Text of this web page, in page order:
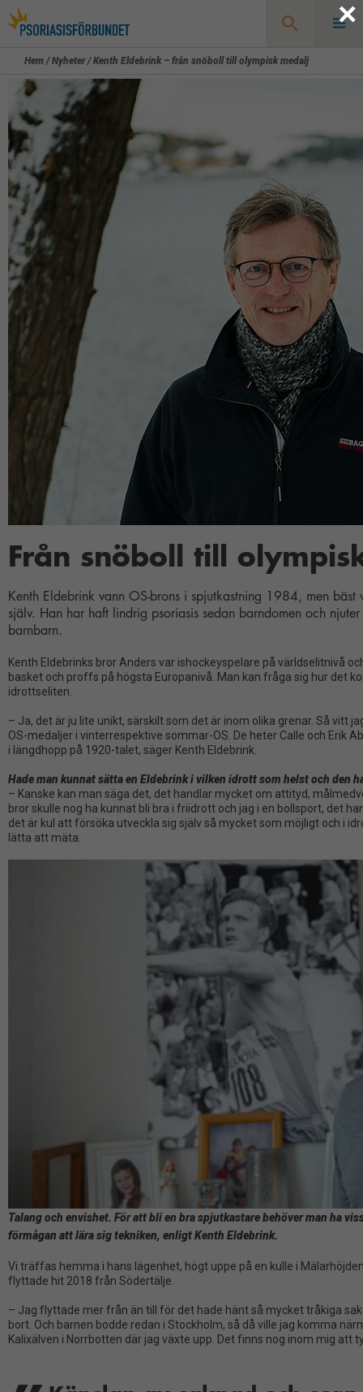
Sök
Hem /Nyheter/Kenth Eldebrink – från snöboll till olympisk medalj
Från snöboll till
Kenth Eldebrink vann OS-brons i spjutkastning 1984, men
själv. Han har haft lindrig psoriasis sedan barndomen och
barnbarn.
Kenth Eldebrinks bror Anders var ishockeyspelare på världselitnivå
basket och proffs på högsta Europanivå. Man kan fråga sig hur det
idrottseliten.
– Ja, det är ju lite unikt, särskilt som det är inom olika grenar. Så vitt
OS-medaljer i vinterrespektive sommar-OS. De heter Calle och Erik
i längdhopp på 1920-talet, säger Kenth Eldebrink.
Hade man kunnat sätta en Eldebrink i vilken idrott som helst och den
– Kanske kan man säga det, det handlar mycket om attityd,
bror skulle nog ha kunnat bli bra i friidrott och jag i en bollsport, det
det är kul att försöka utveckla sig själv så mycket som möjligt och i
lätta att mäta.
Talang och envishet. För att bli en bra spjutkastare behöver man ha
förmågan att lära sig tekniken, enligt Kenth Eldebrink.
Vi träffas hemma i hans lägenhet, högt uppe på en kulle i
flyttade hit 2018 från Södertälje.
– Jag flyttade mer från än till för det hade hänt så mycket tråkiga
bort. Och barnen bodde redan i Stockholm, så då ville jag komma
Kalixälven i Norrbotten där jag växte upp. Det finns nog inom mig
×